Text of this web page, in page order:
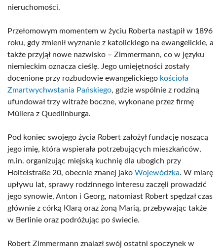
nieruchomości.
Przełomowym momentem w życiu Roberta nastąpił w 1896
roku, gdy zmienił wyznanie z katolickiego na ewangelickie, a
także przyjął nowe nazwisko – Zimmermann, co w języku
niemieckim oznacza cieślę. Jego umiejętności zostały
docenione przy rozbudowie ewangelickiego kościoła
Zmartwychwstania Pańskiego, gdzie wspólnie z rodziną
ufundował trzy witraże boczne, wykonane przez firmę
Müllera z Quedlinburga.
Pod koniec swojego życia Robert założył fundację noszącą
jego imię, która wspierała potrzebujących mieszkańców,
m.in. organizując miejską kuchnię dla ubogich przy
Holteistraße 20, obecnie znanej jako Wojewódzka. W miarę
upływu lat, sprawy rodzinnego interesu zaczęli prowadzić
jego synowie, Anton i Georg, natomiast Robert spędzał czas
głównie z córką Klarą oraz żoną Marią, przebywając także
w Berlinie oraz podróżując po świecie.
Robert Zimmermann znalazł swój ostatni spoczynek w